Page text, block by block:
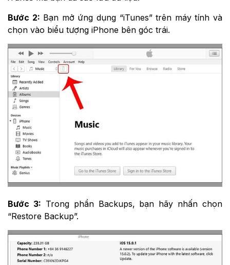
Bước 2: Bạn mở ứng dụng “iTunes” trên máy tính và
chọn vào biểu tượng iPhone bên góc trái.
Bước 3: Trong phần Backups, bạn hãy nhấn chọn
“Restore Backup”.